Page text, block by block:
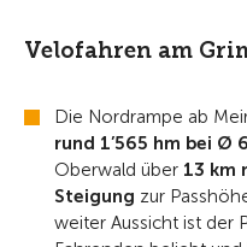
Velofahren am
Die Nordrampe ab
rund 1’565 hm bei Ø
Oberwald über 13 km
Steigung zur
weiter Aussicht ist der